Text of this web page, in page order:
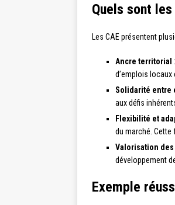
Quels sont
Les CAE présentent
Ancre territorial
d’emplois
Solidarité entre
aux défis
Flexibilité et
du marché. Cette
Valorisation
développement
Exemple